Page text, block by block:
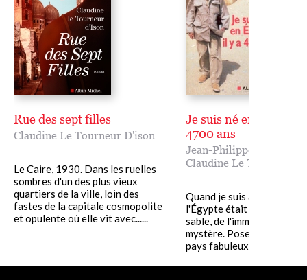
Rue des sept filles
Claudine Le Tourneur D'ison
Le Caire, 1930. Dans les ruelles
sombres d'un des plus vieux
quartiers de la ville, loin des
fastes de la capitale cosmopolite
et opulente où elle vit avec......
Je suis né en Égypte il
4700 ans
Jean-Philippe Lauer
Claudine Le Tourneur
Quand je suis arrivé en
l'Égypte était le royaume
sable, de l'immobilité et du
mystère. Poser le pied
pays fabuleux, au temps